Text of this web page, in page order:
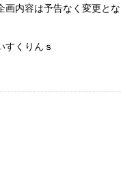
内容は予告なく変更と
くりんｓ